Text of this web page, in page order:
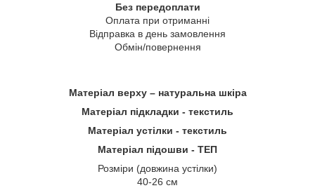
Без передоплати
Оплата при отриманні
Відправка в день замовлення
Обмін/повернення
Матеріал верху – натуральна шкіра
Матеріал підкладки - текстиль
Матеріал устілки - текстиль
Матеріал підошви - ТЕП
Розміри (довжина устілки)
40-26 см